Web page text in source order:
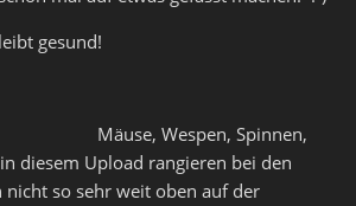
gesund!
Mäuse, Wespen, Spinnen,
diesem Upload rangieren bei den
nicht so sehr weit oben auf der